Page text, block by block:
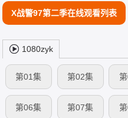
X战警97第二季在线观看列表
1080zyk
第01集 第02集
第06集 第07集